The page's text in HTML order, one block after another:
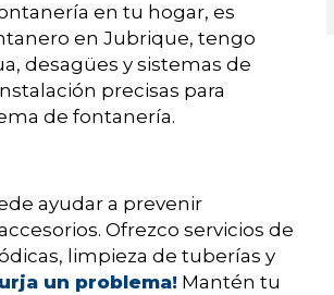
en tu hogar, es
en Jubrique, tengo
desagües y sistemas de
precisas para
de fontanería.
ayudar a prevenir
Ofrezco servicios de
limpieza de tuberías y
un problema! Mantén tu